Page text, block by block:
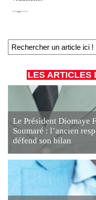
LES ARTICLES
Le Président Diomaye
Soumaré : l’ancien
défend son bilan